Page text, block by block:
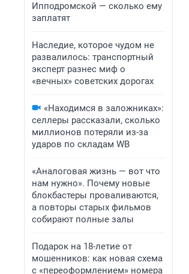
Ипподромской — сколько ему
заплатят
Наследие, которое чудом не
развалилось: транспортный
эксперт разнес миф о
«вечных» советских дорогах
«Находимся в заложниках»:
селлеры рассказали, сколько
миллионов потеряли из-за
ударов по складам WB
«Аналоговая жизнь — вот что
нам нужно». Почему новые
блокбастеры проваливаются,
а повторы старых фильмов
собирают полные залы
Подарок на 18-летие от
мошенников: как новая схема
с «переоформлением» номера